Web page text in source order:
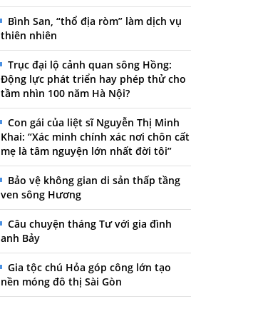
Bình San, “thổ địa ròm” làm dịch vụ
thiên nhiên
Trục đại lộ cảnh quan sông Hồng:
Động lực phát triển hay phép thử cho
tầm nhìn 100 năm Hà Nội?
Con gái của liệt sĩ Nguyễn Thị Minh
Khai: “Xác minh chính xác nơi chôn cất
mẹ là tâm nguyện lớn nhất đời tôi”
Bảo vệ không gian di sản thấp tầng
ven sông Hương
Câu chuyện tháng Tư với gia đình
anh Bảy
Gia tộc chú Hỏa góp công lớn tạo
nền móng đô thị Sài Gòn